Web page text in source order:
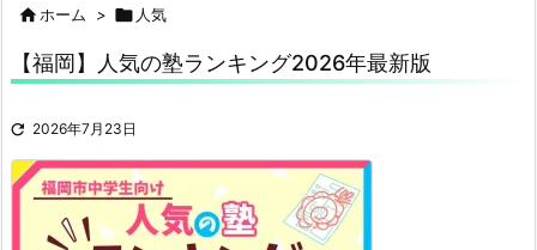
ホーム >  人気
【福岡】人気の塾ランキング2026年最新版
 2026年7月23日